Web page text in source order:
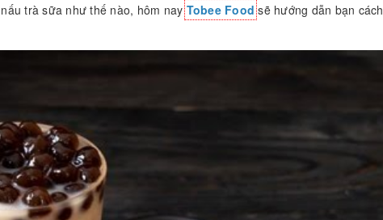
trà sữa như thế nào, hôm nayTobee Foodsẽ hướng dẫn bạn cách